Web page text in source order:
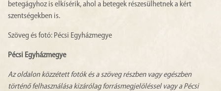
betegágyhoz is elkísérik, ahol a betegek részesülhetnek a kért
szentségekben is.
Szöveg és fotó: Pécsi Egyházmegye
Pécsi Egyházmegye
Az oldalon közzétett fotók és a szöveg részben vagy egészben
történő felhasználása kizárólag forrásmegjelöléssel vagy a Pécsi